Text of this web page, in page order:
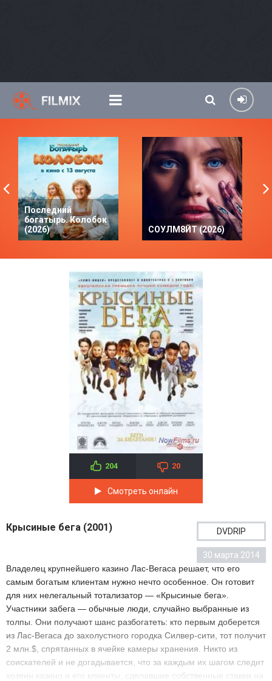
Последний
богатырь. Колобок
(2026)
СОУЛМ8ЙТ (2026)
204 20
Смотреть онлайн
Крысиные бега (2001) DVDRIP
30 марта 2014
Владелец крупнейшего казино Лас-Вегаса решает, что его
самым богатым клиентам нужно нечто особенное. Он готовит
для них нелегальный тотализатор — «Крысиные бега».
Участники забега — обычные люди, случайно выбранные из
толпы. Они получают шанс разбогатеть: кто первым доберется
из Лас-Вегаса до захолустного городка Силвер-сити, тот получит
2 млн.$, спрятанных в ячейке камеры хранения. Никто из
соискателей и не догадывается, что за каждым их шагом следит
хозяин казино и его клиенты, сделавшие собственные ставки на